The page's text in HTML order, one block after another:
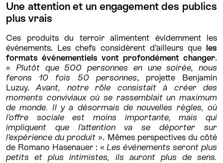
Une attention et un engagement des publics
plus vrais
Ces produits du terroir alimentent évidemment les
événements. Les chefs considèrent d’ailleurs que les
formats événementiels vont profondément changer.
« Plutôt que 500 personnes en une soirée, nous
ferons 10 fois 50 personnes, projette Benjamin
Luzuy.Avant, notre rôle consistait à créer des
moments conviviaux où se rassemblait un maximum
de monde. Il y a désormais de nouvelles règles, où
l’offre sociale est moins importante, mais qui
impliquent que l’attention va se déporter sur
l’expérience du produit ». Mêmes perspectives du côté
de Romano Hasenauer : « Les événements seront plus
petits et plus intimistes, ils auront plus de sens.